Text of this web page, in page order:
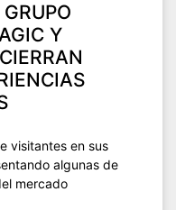
Y
visitantes en sus
algunas de
mercado